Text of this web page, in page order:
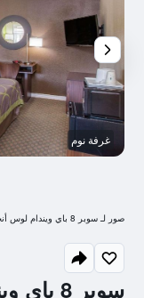
سوبر 8 باي ويندام لوس أنجلوس/ألهامبرا
غرفة نوم
صور لـ سوبر 8 باي ويندام لوس أنجلوس/ألهامبرا